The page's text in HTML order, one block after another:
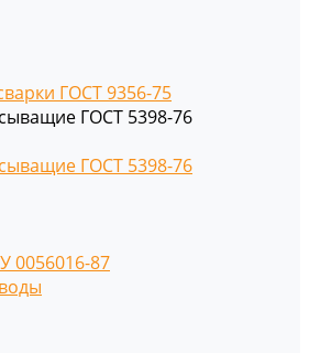
ГОСТ 9356-75
ГОСТ 5398-76
ГОСТ 5398-76
0056016-87